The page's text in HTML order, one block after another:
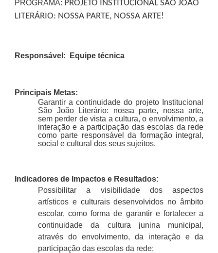
PROGRAMA: PROJETO INSTITUCIONAL SÃO JOÃO
LITERÁRIO: NOSSA PARTE, NOSSA ARTE!
Responsável: Equipe técnica
Principais Metas:
Garantir a continuidade do projeto Institucional
São João Literário: nossa parte, nossa arte,
sem perder de vista a cultura, o envolvimento, a
interação e a participação das escolas da rede
como parte responsável da formação integral,
social e cultural dos seus sujeitos.
Indicadores de Impactos e Resultados:
Possibilitar a visibilidade dos aspectos
artísticos e culturais desenvolvidos no âmbito
escolar, como forma de garantir e fortalecer a
continuidade da cultura junina municipal,
através do envolvimento, da interação e da
participação das escolas da rede;